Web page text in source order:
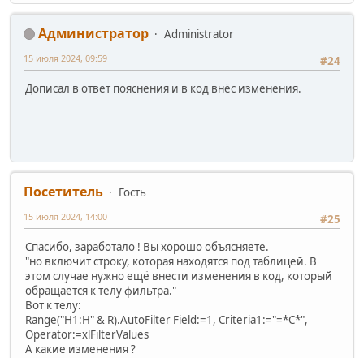
Администратор
Administrator
#24
15 июля 2024, 09:59
Дописал в ответ пояснения и в код внёс изменения.
Посетитель
Гость
#25
15 июля 2024, 14:00
Спасибо, заработало ! Вы хорошо объясняете.
"но включит строку, которая находятся под таблицей. В
этом случае нужно ещё внести изменения в код, который
обращается к телу фильтра."
Вот к телу:
Range("H1:H" & R).AutoFilter Field:=1, Criteria1:="=*C*",
Operator:=xlFilterValues
А какие изменения ?